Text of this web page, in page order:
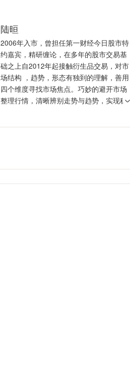
陆晅
2006年入市，曾担任第一财经今日股市特
约嘉宾，精研缠论，在多年的股市交易基
础之上自2012年起接触衍生品交易，对市
场结构 ，趋势，形态有独到的理解，善用
四个维度寻找市场焦点。巧妙的避开市场
整理行情，清晰辨别走势与趋势，实现稳